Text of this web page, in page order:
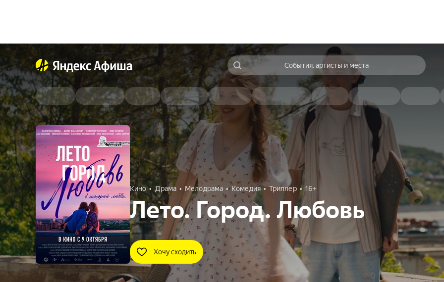
События, артисты и места
Кино Драма Мелодрама Комедия Триллер 16+
Лето. Город. Любовь
Хочу сходить